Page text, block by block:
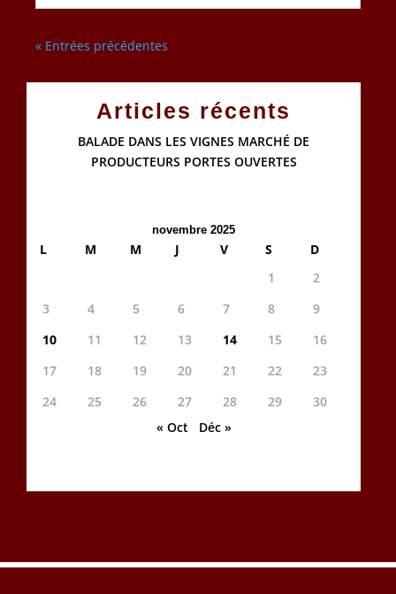
« Entrées précédentes
Articles récents
BALADE DANS LES VIGNES MARCHÉ DE
PRODUCTEURS PORTES OUVERTES
novembre 2025
L M M J V S
D
1
2
3
4 5 6 7 8
9
10
11 12 13 14 15
16
17
18 19 20 21 22
23
24
25 26 27 28 29
30
« Oct
Déc »